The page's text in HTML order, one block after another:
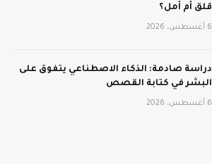
قلق أم أمل؟
6 أغسطس، 2026
دراسة صادمة: الذكاء الاصطناعي يتفوق على
البشر في كتابة القصص
6 أغسطس، 2026